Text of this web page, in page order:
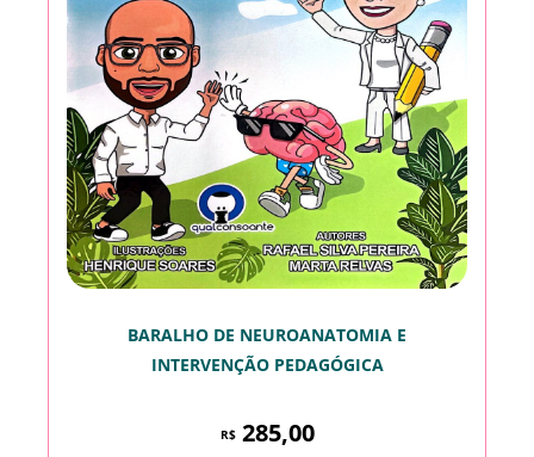
BARALHO DE NEUROANATOMIA E
INTERVENÇÃO PEDAGÓGICA
R$285,00